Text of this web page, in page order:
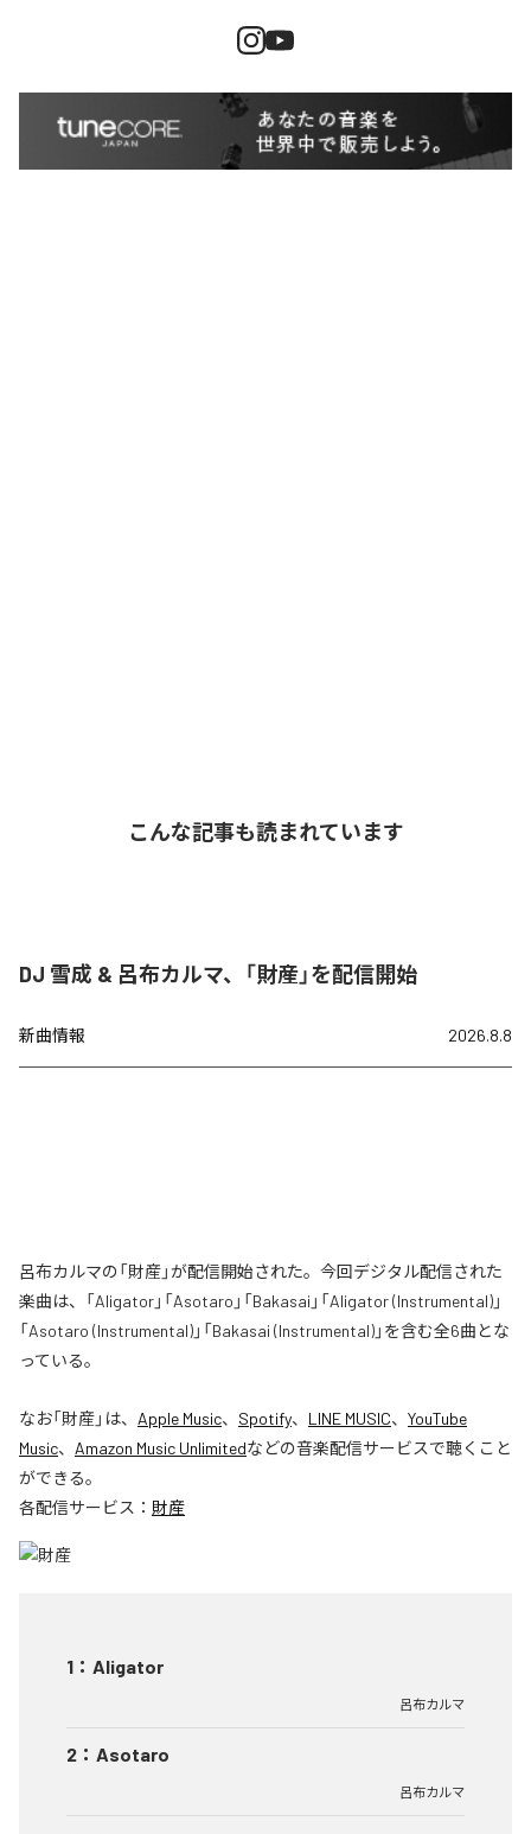
こんな記事も読まれています
DJ 雪成 & 呂布カルマ、「財産」を配信開始
新曲情報 2026.8.8
呂布カルマの「財産」が配信開始された。今回デジタル配信された
楽曲は、「Aligator」「Asotaro」「Bakasai」「Aligator (Instrumental)」
「Asotaro (Instrumental)」「Bakasai (Instrumental)」を含む全6曲とな
っている。
なお「財産」は、 Apple Music、 Spotify、 LINE MUSIC、 YouTube
Music、 Amazon Music Unlimitedなどの音楽配信サービスで聴くこと
ができる。
各配信サービス： 財産
1 ： Aligator
呂布カルマ
2 ： Asotaro
呂布カルマ